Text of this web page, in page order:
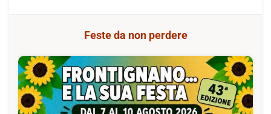
Feste da non perdere